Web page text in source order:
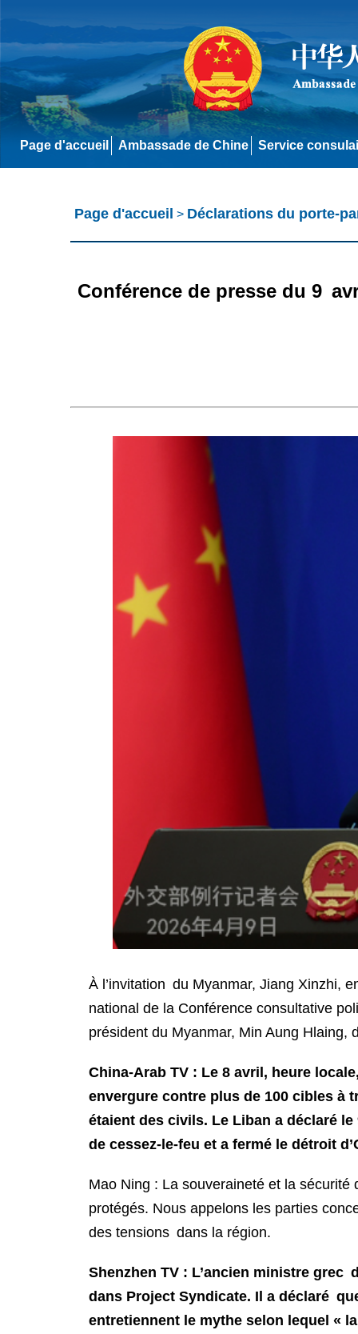
Page d'accueil Ambassade de Chine Service
Page d'accueil > Déclarations du porte-
Conférence de presse du 9
À l’invitation du Myanmar, Jiang Xinzhi,
national de la Conférence consultative
président du Myanmar, Min Aung Hlaing,
China-Arab TV : Le 8 avril, heure
envergure contre plus de 100 cibles à
étaient des civils. Le Liban a déclaré
de cessez-le-feu et a fermé le détroit
Mao Ning : La souveraineté et la
protégés. Nous appelons les parties
des tensions dans la région.
Shenzhen TV : L’ancien ministre grec
dans Project Syndicate. Il a déclaré
entretiennent le mythe selon lequel «